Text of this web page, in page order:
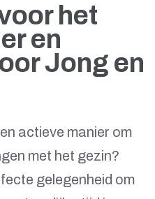
het
en
Jong en
actieve manier om
met het gezin?
gelegenheid om